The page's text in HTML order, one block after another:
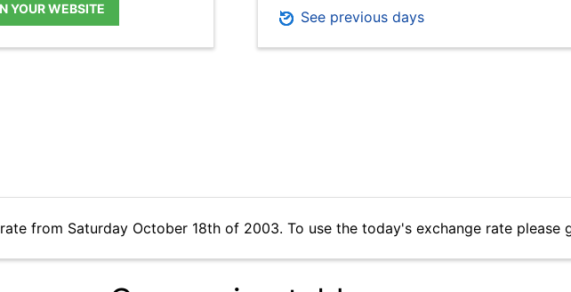
YOUR WEBSITE See previous days
from Saturday October 18th of 2003. To use the today's exchange rate please